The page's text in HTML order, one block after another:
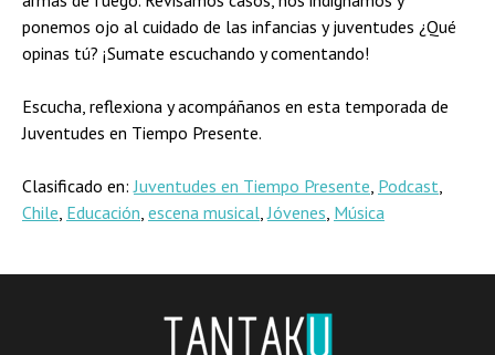
ponemos ojo al cuidado de las infancias y juventudes ¿Qué
opinas tú? ¡Sumate escuchando y comentando!
Escucha, reflexiona y acompáñanos en esta temporada de
Juventudes en Tiempo Presente.
Clasificado en:Juventudes en Tiempo Presente, Podcast,
Chile, Educación, escena musical,Jóvenes, Música